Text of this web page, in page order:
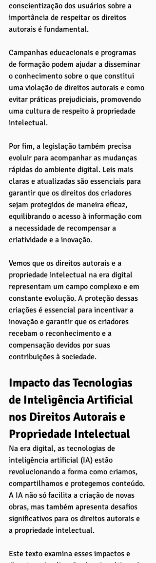
conscientização dos usuários sobre a
importância de respeitar os direitos
autorais é fundamental.
Campanhas educacionais e programas
de formação podem ajudar a disseminar
o conhecimento sobre o que constitui
uma violação de direitos autorais e como
evitar práticas prejudiciais, promovendo
uma cultura de respeito à propriedade
intelectual.
Por fim, a legislação também precisa
evoluir para acompanhar as mudanças
rápidas do ambiente digital. Leis mais
claras e atualizadas são essenciais para
garantir que os direitos dos criadores
sejam protegidos de maneira eficaz,
equilibrando o acesso à informação com
a necessidade de recompensar a
criatividade e a inovação.
Vemos que os direitos autorais e a
propriedade intelectual na era digital
representam um campo complexo e em
constante evolução. A proteção dessas
criações é essencial para incentivar a
inovação e garantir que os criadores
recebam o reconhecimento e a
compensação devidos por suas
contribuições à sociedade.
Impacto das Tecnologias
de Inteligência Artificial
nos Direitos Autorais e
Propriedade Intelectual
Na era digital, as tecnologias de
inteligência artificial (IA) estão
revolucionando a forma como criamos,
compartilhamos e protegemos conteúdo.
A IA não só facilita a criação de novas
obras, mas também apresenta desafios
significativos para os direitos autorais e
a propriedade intelectual.
Este texto examina esses impactos e